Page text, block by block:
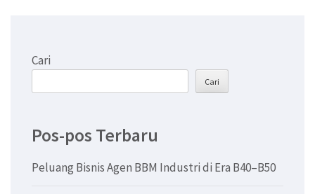
Cari
Cari
Pos-pos Terbaru
Peluang Bisnis Agen BBM Industri di Era B40–B50